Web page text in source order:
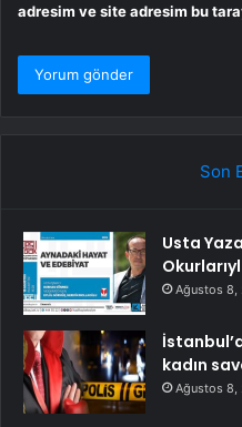
adresim ve site adresim bu
Son
Usta
Ağustos 8,
kadın
Ağustos 8,